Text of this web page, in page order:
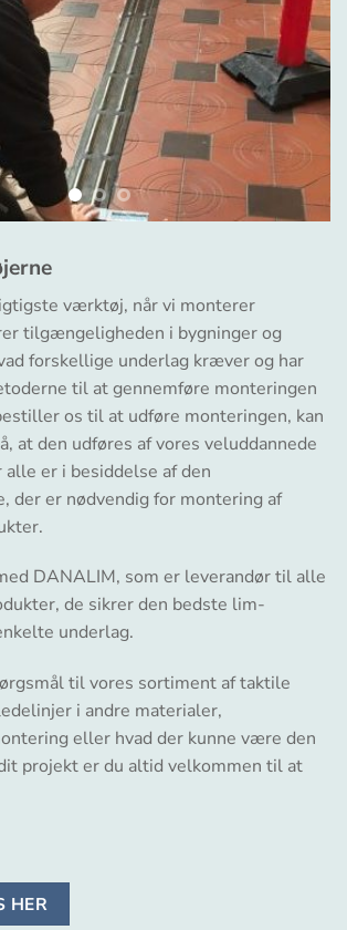
værktøj, når vi monterer
tilgængeligheden i bygninger og
forskellige underlag kræver og har
til at gennemføre monteringen
os til at udføre monteringen, kan
at den udføres af vores veluddannede
er i besiddelse af den
der er nødvendig for montering af
DANALIM, som er leverandør til alle
de sikrer den bedste lim-
underlag.
til vores sortiment af taktile
i andre materialer,
eller hvad der kunne være den
projekt er du altid velkommen til at
HER